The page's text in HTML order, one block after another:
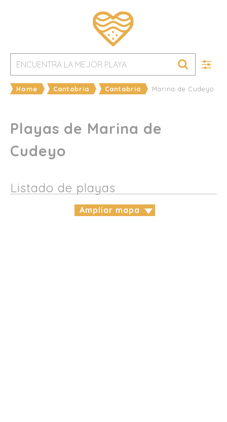
Home Cantabria Cantabria Marina de Cudeyo
Playas de Marina de
Cudeyo
Listado de playas
Ampliar mapa